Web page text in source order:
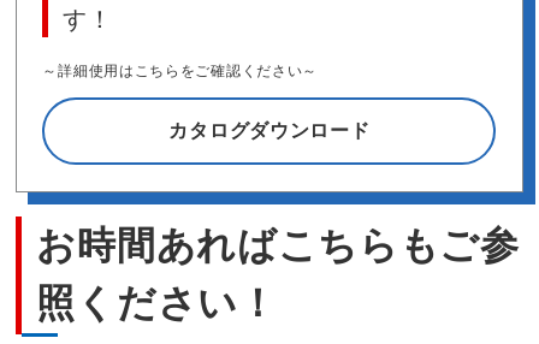
す！
～詳細使用はこちらをご確認ください～
カタログダウンロード
お時間あればこちらもご参
照ください！